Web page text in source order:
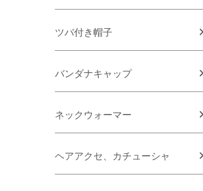
ツバ付き帽子
バンダナキャップ
ネックウォーマー
ヘアアクセ、カチューシャ